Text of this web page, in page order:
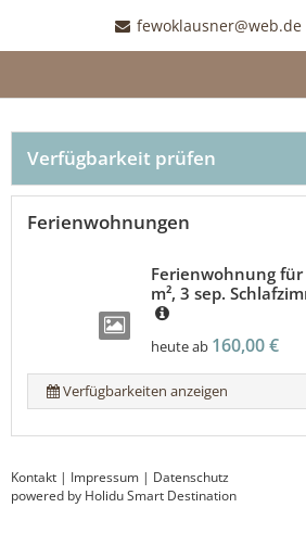
fewoklausner@web.de
Verfügbarkeit prüfen
Ferienwohnungen
Ferienwohnung für
m², 3 sep.
heute ab 160,00 €
Verfügbarkeiten anzeigen
Kontakt | Impressum | Datenschutz
powered by Holidu Smart Destination